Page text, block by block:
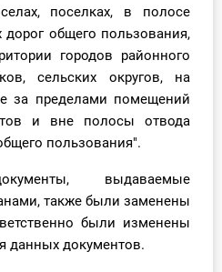
поселках, в полосе
общего пользования,
городов районного
сельских округов, на
за пределами помещений
и вне полосы отвода
пользования".
выдаваемые
также были заменены
были изменены
данных документов.